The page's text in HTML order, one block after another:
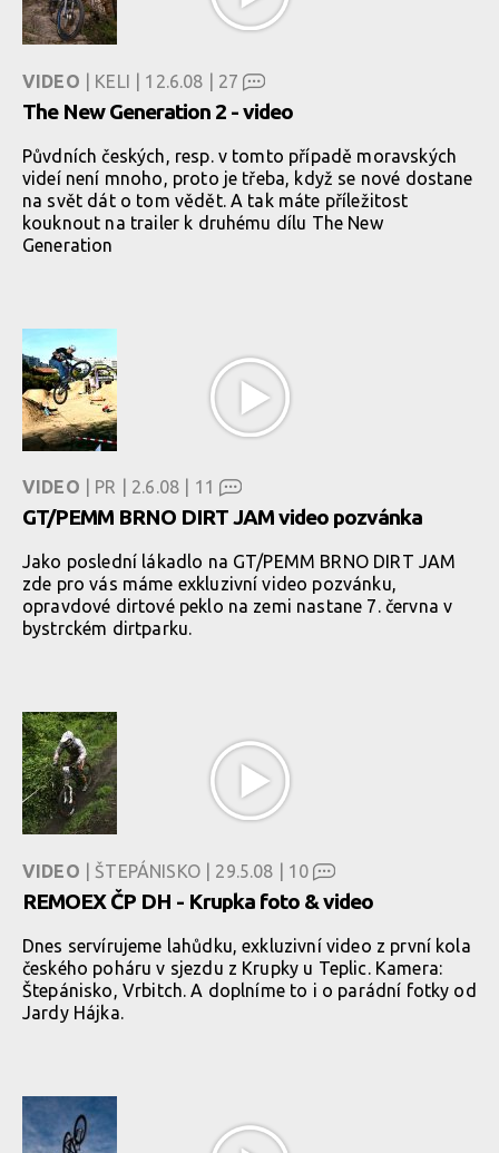
VIDEO | KELI | 12.6.08 | 27
The New Generation 2 - video
Půvdních českých, resp. v tomto případě moravských
videí není mnoho, proto je třeba, když se nové dostane
na svět dát o tom vědět. A tak máte příležitost
kouknout na trailer k druhému dílu The New
Generation
VIDEO | PR | 2.6.08 | 11
GT/PEMM BRNO DIRT JAM video pozvánka
Jako poslední lákadlo na GT/PEMM BRNO DIRT JAM
zde pro vás máme exkluzivní video pozvánku,
opravdové dirtové peklo na zemi nastane 7. června v
bystrckém dirtparku.
VIDEO | ŠTEPÁNISKO | 29.5.08 | 10
REMOEX ČP DH - Krupka foto & video
Dnes servírujeme lahůdku, exkluzivní video z první kola
českého poháru v sjezdu z Krupky u Teplic. Kamera:
Štepánisko, Vrbitch. A doplníme to i o parádní fotky od
Jardy Hájka.